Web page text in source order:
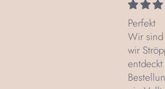
Perfekt
Wir
wir